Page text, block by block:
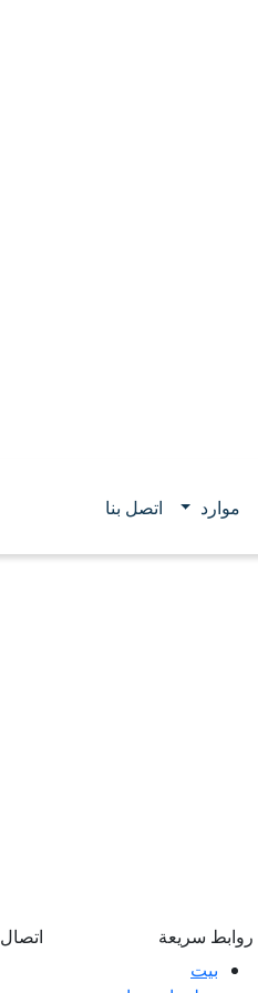
موارد اتصل بنا
روابط سريعة
بيت
اتصال